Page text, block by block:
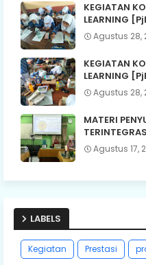
KEGIATAN
LEARNING
Agustus 28,
KEGIATAN
LEARNING
Agustus 28,
MATERI
Agustus 17,
LABELS
Kegiatan Prestasi